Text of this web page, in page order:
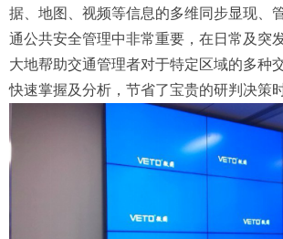
据、地图、视频等信息的多维同步显现、
通公共安全管理中非常重要，在日常及突
大地帮助交通管理者对于特定区域的多种
快速掌握及分析，节省了宝贵的研判决策时